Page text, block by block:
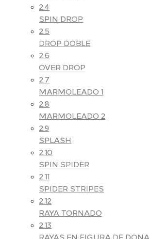
2.4
SPIN DROP
2.5
DROP DOBLE
2.6
OVER DROP
2.7
MARMOLEADO 1
2.8
MARMOLEADO 2
2.9
SPLASH
2.10
SPIN SPIDER
2.11
SPIDER STRIPES
2.12
RAYA TORNADO
2.13